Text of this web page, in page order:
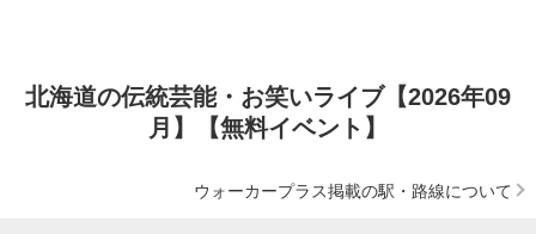
北海道の伝統芸能・お笑いライブ【2026年09
月】【無料イベント】
ウォーカープラス掲載の駅・路線について